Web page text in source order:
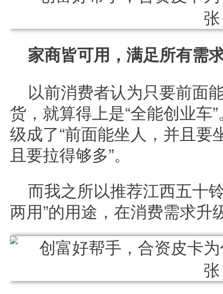
家商皆可用，满足所有需
以前消费者认为只要前面
货，就算得上是“全能创业车
级成了“前面能坐人，并且
且要拉得够多”。
而我之所以推荐江西五十
两用”的用途，在消费需求升